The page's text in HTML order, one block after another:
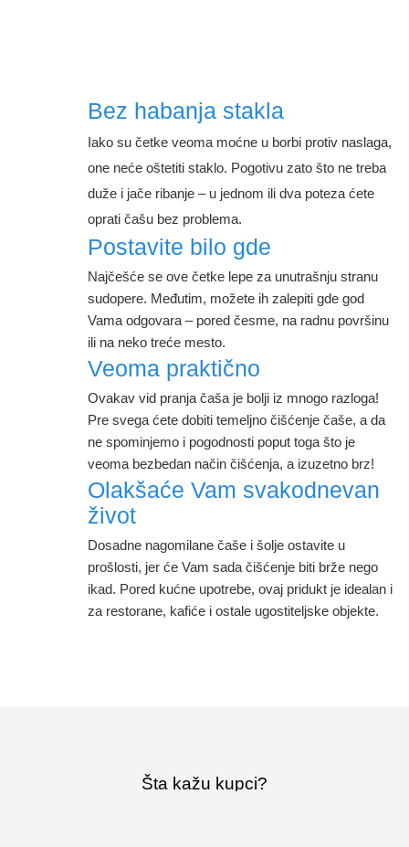
Bez habanja stakla
Iako su četke veoma moćne u borbi protiv naslaga,
one neće oštetiti staklo. Pogotivu zato što ne treba
duže i jače ribanje – u jednom ili dva poteza ćete
oprati čašu bez problema.
Postavite bilo gde
Najčešće se ove četke lepe za unutrašnju stranu
sudopere. Međutim, možete ih zalepiti gde god
Vama odgovara – pored česme, na radnu površinu
ili na neko treće mesto.
Veoma praktično
Ovakav vid pranja čaša je bolji iz mnogo razloga!
Pre svega ćete dobiti temeljno čišćenje čaše, a da
ne spominjemo i pogodnosti poput toga što je
veoma bezbedan način čišćenja, a izuzetno brz!
Olakšaće Vam svakodnevan
život
Dosadne nagomilane čaše i šolje ostavite u
prošlosti, jer će Vam sada čišćenje biti brže nego
ikad. Pored kućne upotrebe, ovaj pridukt je idealan i
za restorane, kafiće i ostale ugostiteljske objekte.
Šta kažu kupci?